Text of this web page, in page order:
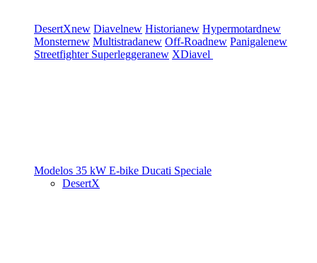
DesertXnew Diavelnew Historianew Hypermotardnew
Monsternew Multistradanew Off-Roadnew Panigalenew
Streetfighter Superleggeranew XDiavel
Modelos 35 kW E-bike Ducati Speciale
DesertX